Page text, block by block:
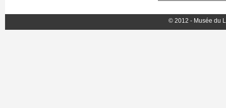
© 2012 - Musée du